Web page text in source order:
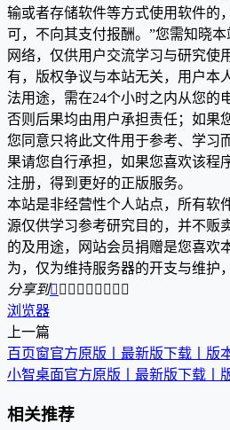
输或者存储软件等方式使用软件的
可，不向其支付报酬。”您需知晓
网络，仅供用户交流学习与研究使
有，版权争议与本站无关，用户本
法用途，需在24个小时之内从您的
否则后果均由用户承担责任；如果
您同意只将此文件用于参考、学习
果请您自行承担，如果您喜欢该程
注册，得到更好的正版服务。
本站是非经营性个人站点，所有软
源仅供学习参考研究目的，并不贩
的及用途，网站会员捐赠是您喜欢
为，仅为维持服务器的开支与维护
分享到        
浏览器
上一篇
百页窗官方原版丨最新版下载丨版
小智桌面官方原版丨最新版下载丨
相关推荐